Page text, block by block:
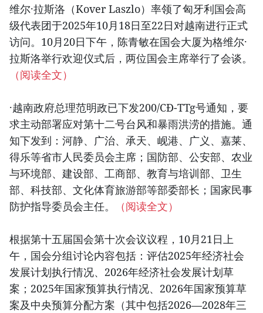
维尔·拉斯洛（Kover Laszlo）率领了匈牙利国会高
级代表团于2025年10月18日至22日对越南进行正式
访问。10月20日下午，陈青敏在国会大厦为格维尔·
拉斯洛举行欢迎仪式后，两位国会主席举行了会谈。
（阅读全文）
·越南政府总理范明政已下发200/CĐ-TTg号通知，要
求主动部署应对第十二号台风和暴雨洪涝的措施。通
知下发到：河静、广治、承天、岘港、广义、嘉莱、
得乐等省市人民委员会主席；国防部、公安部、农业
与环境部、建设部、工商部、教育与培训部、卫生
部、科技部、文化体育旅游部等部委部长；国家民事
防护指导委员会主任。
（阅读全文）
根据第十五届国会第十次会议议程，10月21日上
午，国会分组讨论内容包括：评估2025年经济社会
发展计划执行情况、2026年经济社会发展计划草
案；2025年国家预算执行情况、2026年国家预算草
案及中央预算分配方案（其中包括2026—2028年三